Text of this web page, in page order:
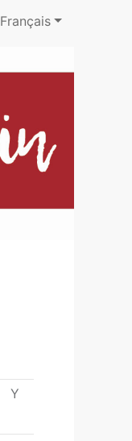
Français
Y